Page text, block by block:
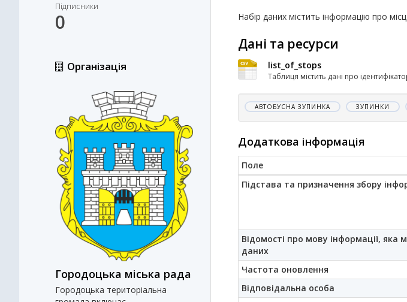
Підписники
0
Організація
Городоцька міська рада
Городоцька територіальна
Набір даних містить інформацію про
Дані та ресурси
list_of_stops
Таблиця містить дані про
АВТОБУСНА ЗУПИНКА ЗУПИНКИ
Додаткова інформація
Поле
Підстава та призначення збору
Відомості про мову інформації, яка
даних
Частота оновлення
Відповідальна особа